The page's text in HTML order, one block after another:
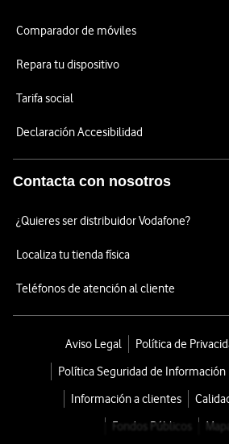
Comparador de móviles
Repara tu dispositivo
Tarifa social
Declaración Accesibilidad
Contacta con nosotros
¿Quieres ser distribuidor Vodafone?
Localiza tu tienda física
Teléfonos de atención al cliente
Aviso Legal
Política de
Política Seguridad de Información
Información a clientes
Fondos Públicos